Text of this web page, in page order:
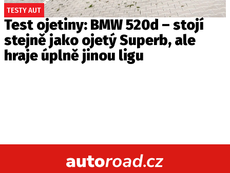
TESTY AUT
Test ojetiny: BMW 520d – stojí
stejně jako ojetý Superb, ale
hraje úplně jinou ligu